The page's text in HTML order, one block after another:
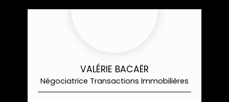
VALÉRIE BACAËR
Négociatrice Transactions Immobilières